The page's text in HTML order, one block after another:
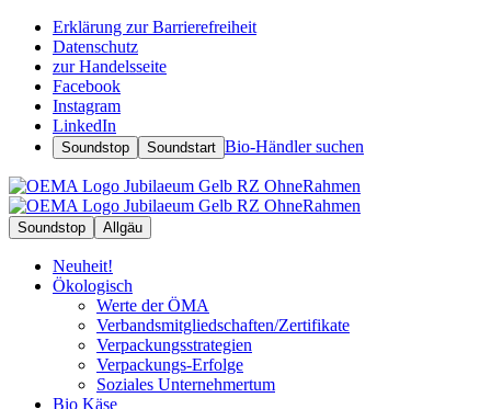
Erklärung zur Barrierefreiheit
Datenschutz
zur Handelsseite
Facebook
Instagram
LinkedIn
Soundstop Soundstart Bio-Händler suchen
Soundstop Allgäu
Neuheit!
Ökologisch
Werte der ÖMA
Verbandsmitgliedschaften/Zertifikate
Verpackungsstrategien
Verpackungs-Erfolge
Soziales Unternehmertum
Bio Käse